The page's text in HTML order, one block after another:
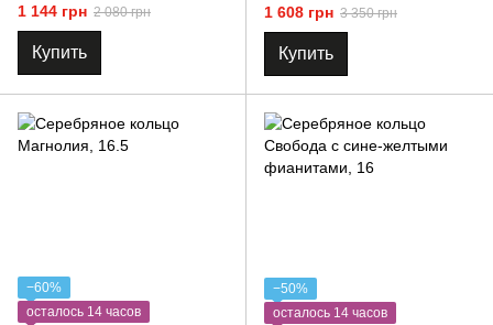
1 144 грн 2 080 грн
Купить
1 608 грн 3 350 грн
Купить
−60%
осталось 14 часов
−50%
осталось 14 часов